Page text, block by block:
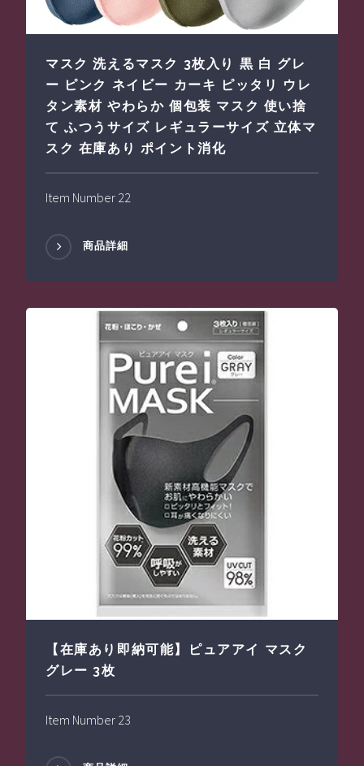
マスク 洗えるマスク 3枚入り 黒 白 グレ
ー ピンク ネイビー カーキ ピッタリ ウレ
タン素材 やわらか 個包装 マスク 使い捨
て ふつうサイズ レギュラーサイズ 立体マ
スク 在庫あり ポイント消化
Item Number 22
商品詳細
【在庫あり即納可能】ピュアアイ マスク
グレー 3枚
Item Number 23